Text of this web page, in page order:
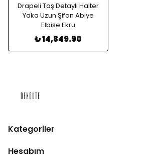
Drapeli Taş Detaylı Halter
Yaka Uzun Şifon Abiye
Elbise Ekru
₺ 14,849.90
Kategoriler
Hesabım